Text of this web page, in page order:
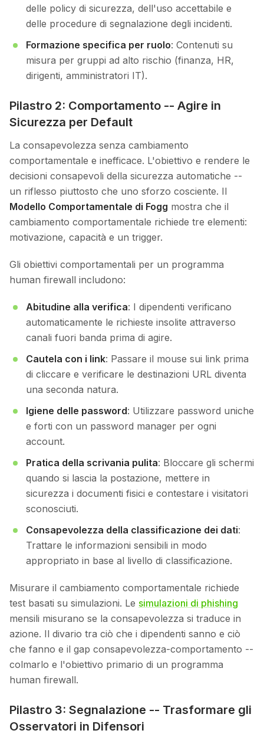
delle policy di sicurezza, dell'uso accettabile e
delle procedure di segnalazione degli incidenti.
Formazione specifica per ruolo: Contenuti su
misura per gruppi ad alto rischio (finanza, HR,
dirigenti, amministratori IT).
Pilastro 2: Comportamento -- Agire in
Sicurezza per Default
La consapevolezza senza cambiamento
comportamentale e inefficace. L'obiettivo e rendere le
decisioni consapevoli della sicurezza automatiche --
un riflesso piuttosto che uno sforzo cosciente. Il
Modello Comportamentale di Fogg mostra che il
cambiamento comportamentale richiede tre elementi:
motivazione, capacità e un trigger.
Gli obiettivi comportamentali per un programma
human firewall includono:
Abitudine alla verifica: I dipendenti verificano
automaticamente le richieste insolite attraverso
canali fuori banda prima di agire.
Cautela con i link: Passare il mouse sui link prima
di cliccare e verificare le destinazioni URL diventa
una seconda natura.
Igiene delle password: Utilizzare password uniche
e forti con un password manager per ogni
account.
Pratica della scrivania pulita: Bloccare gli schermi
quando si lascia la postazione, mettere in
sicurezza i documenti fisici e contestare i visitatori
sconosciuti.
Consapevolezza della classificazione dei dati:
Trattare le informazioni sensibili in modo
appropriato in base al livello di classificazione.
Misurare il cambiamento comportamentale richiede
test basati su simulazioni. Le simulazioni di phishing
mensili misurano se la consapevolezza si traduce in
azione. Il divario tra ciò che i dipendenti sanno e ciò
che fanno e il gap consapevolezza-comportamento --
colmarlo e l'obiettivo primario di un programma
human firewall.
Pilastro 3: Segnalazione -- Trasformare gli
Osservatori in Difensori